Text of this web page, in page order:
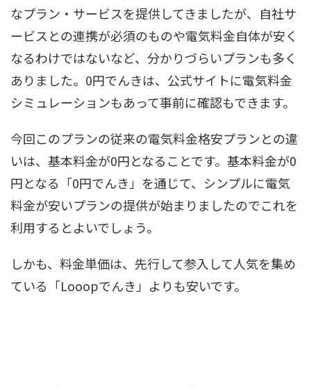
なプラン・サービスを提供してきましたが、自社サ
ービスとの連携が必須のものや電気料金自体が安く
なるわけではないなど、分かりづらいプランも多く
ありました。0円でんきは、公式サイトに電気料金
シミュレーションもあって事前に確認もできます。
今回このプランの従来の電気料金格安プランとの違
いは、基本料金が0円となることです。基本料金が0
円となる「0円でんき」を通じて、シンプルに電気
料金が安いプランの提供が始まりましたのでこれを
利用するとよいでしょう。
しかも、料金単価は、先行して参入して人気を集め
ている「Looopでんき」よりも安いです。